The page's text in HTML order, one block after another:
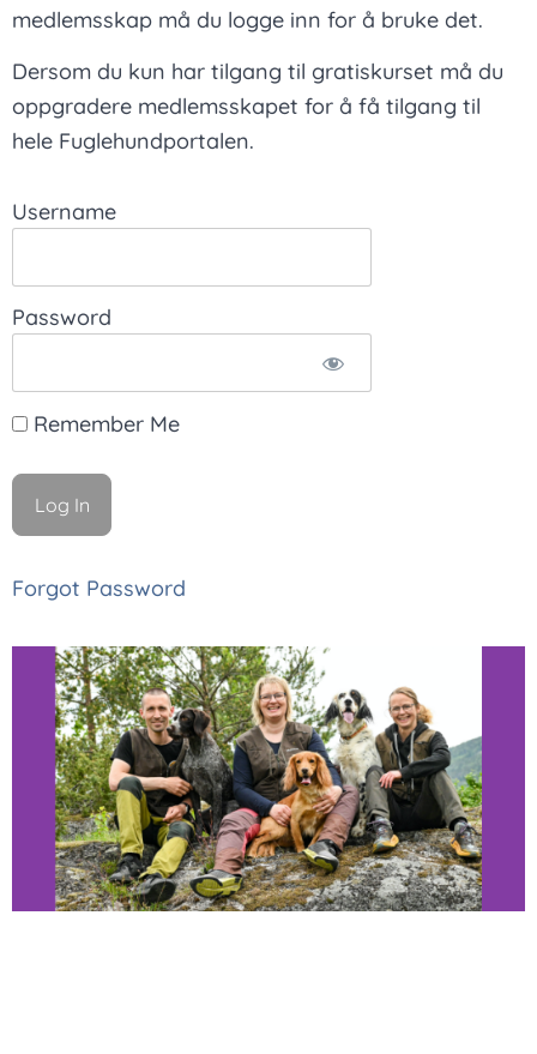
medlemsskap må du logge inn for å bruke det.
Dersom du kun har tilgang til gratiskurset må du
oppgradere medlemsskapet for å få tilgang til
hele Fuglehundportalen.
Username
Password
Remember Me
Forgot Password